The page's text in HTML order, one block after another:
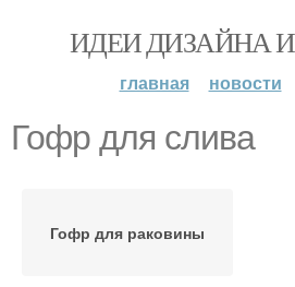
ИДЕИ ДИЗАЙНА
главная новости
Гофр для слива
Гофр для раковины